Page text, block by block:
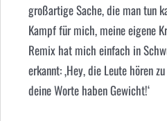
großartige Sache, die man tun
Kampf für mich, meine eigene
Remix hat mich einfach in
erkannt: ‚Hey, die Leute hören
deine Worte haben Gewicht!‘